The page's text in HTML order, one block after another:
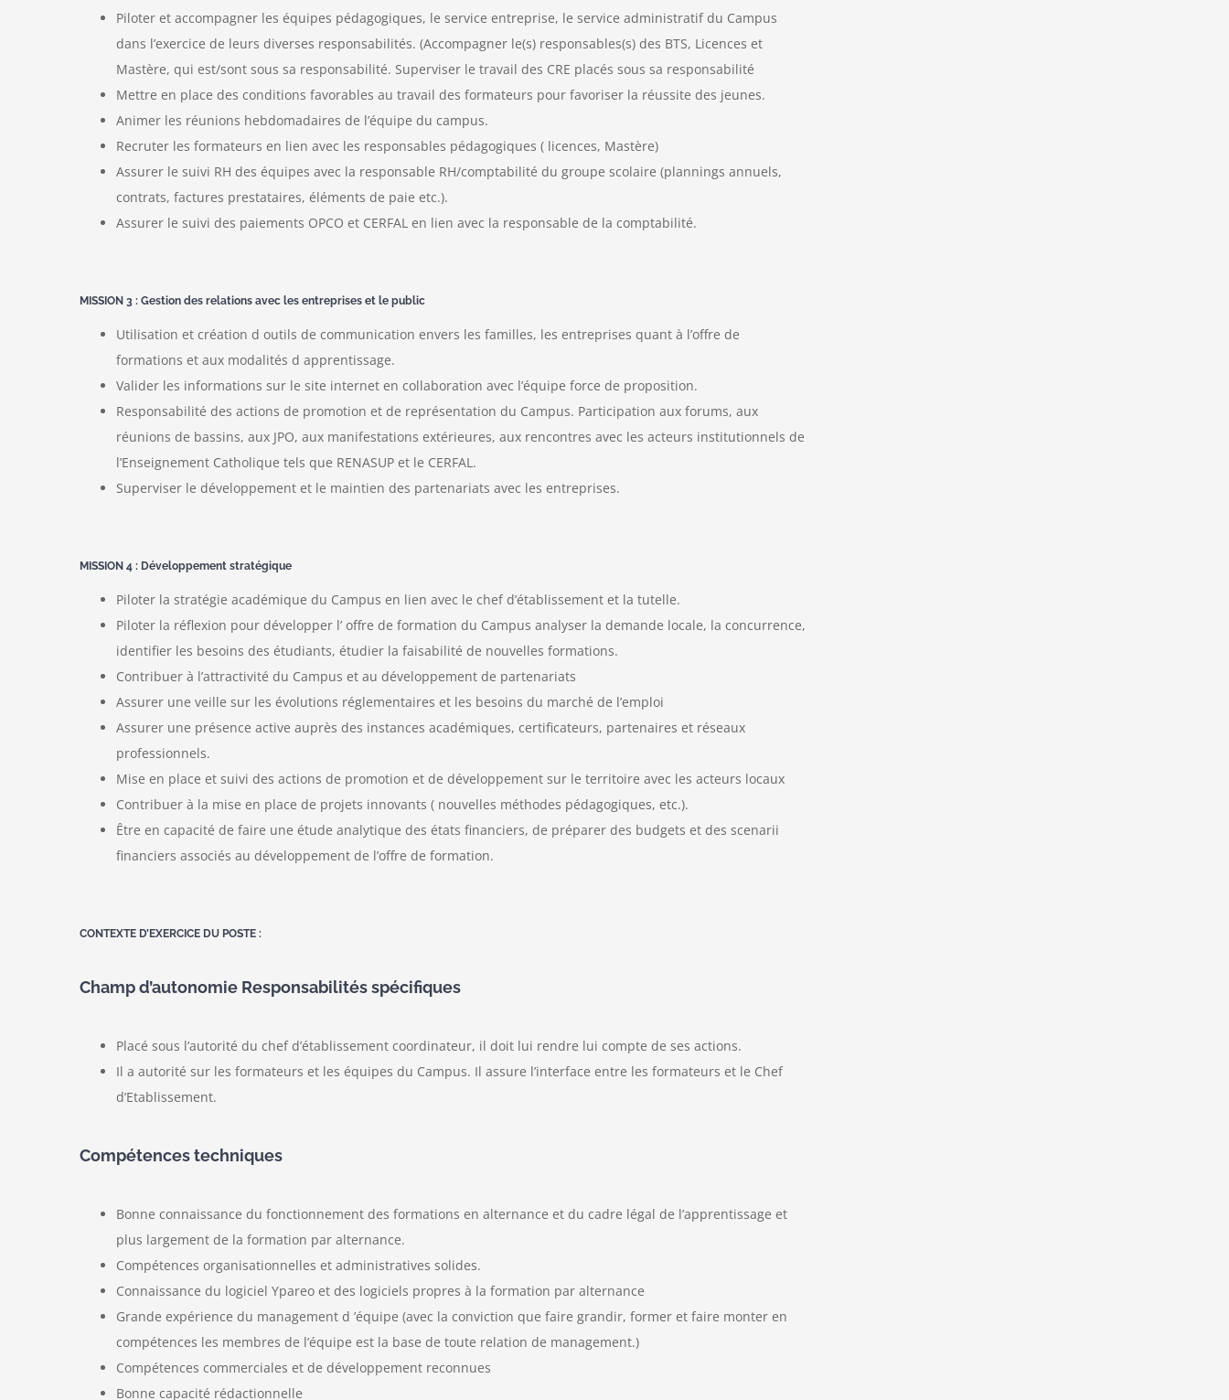
Piloter et accompagner les équipes pédagogiques, le service entreprise, le service administratif du Campus
dans l’exercice de leurs diverses responsabilités. (Accompagner le(s) responsables(s) des BTS, Licences et
Mastère, qui est/sont sous sa responsabilité. Superviser le travail des CRE placés sous sa responsabilité
Mettre en place des conditions favorables au travail des formateurs pour favoriser la réussite des jeunes.
Animer les réunions hebdomadaires de l’équipe du campus.
Recruter les formateurs en lien avec les responsables pédagogiques ( licences, Mastère)
Assurer le suivi RH des équipes avec la responsable RH/comptabilité du groupe scolaire (plannings annuels,
contrats, factures prestataires, éléments de paie etc.).
Assurer le suivi des paiements OPCO et CERFAL en lien avec la responsable de la comptabilité.
MISSION 3 : Gestion des relations avec les entreprises et le public
Utilisation et création d outils de communication envers les familles, les entreprises quant à l’offre de
formations et aux modalités d apprentissage.
Valider les informations sur le site internet en collaboration avec l’équipe force de proposition.
Responsabilité des actions de promotion et de représentation du Campus. Participation aux forums, aux
réunions de bassins, aux JPO, aux manifestations extérieures, aux rencontres avec les acteurs institutionnels de
l’Enseignement Catholique tels que RENASUP et le CERFAL.
Superviser le développement et le maintien des partenariats avec les entreprises.
MISSION 4 : Développement stratégique
Piloter la stratégie académique du Campus en lien avec le chef d’établissement et la tutelle.
Piloter la réflexion pour développer l’ offre de formation du Campus analyser la demande locale, la concurrence,
identifier les besoins des étudiants, étudier la faisabilité de nouvelles formations.
Contribuer à l’attractivité du Campus et au développement de partenariats
Assurer une veille sur les évolutions réglementaires et les besoins du marché de l’emploi
Assurer une présence active auprès des instances académiques, certificateurs, partenaires et réseaux
professionnels.
Mise en place et suivi des actions de promotion et de développement sur le territoire avec les acteurs locaux
Contribuer à la mise en place de projets innovants ( nouvelles méthodes pédagogiques, etc.).
Être en capacité de faire une étude analytique des états financiers, de préparer des budgets et des scenarii
financiers associés au développement de l’offre de formation.
CONTEXTE D’EXERCICE DU POSTE :
Champ d’autonomie Responsabilités spécifiques
Placé sous l’autorité du chef d’établissement coordinateur, il doit lui rendre lui compte de ses actions.
Il a autorité sur les formateurs et les équipes du Campus. Il assure l’interface entre les formateurs et le Chef
d’Etablissement.
Compétences techniques
Bonne connaissance du fonctionnement des formations en alternance et du cadre légal de l’apprentissage et
plus largement de la formation par alternance.
Compétences organisationnelles et administratives solides.
Connaissance du logiciel Ypareo et des logiciels propres à la formation par alternance
Grande expérience du management d ’équipe (avec la conviction que faire grandir, former et faire monter en
compétences les membres de l’équipe est la base de toute relation de management.)
Compétences commerciales et de développement reconnues
Bonne capacité rédactionnelle